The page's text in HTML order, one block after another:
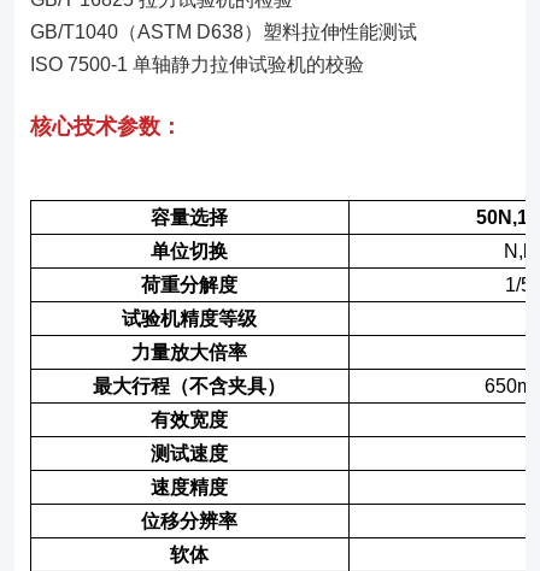
GB/T1040（ASTM D638）塑料拉伸性能测试
ISO 7500-1 单轴静力拉伸试验机的校验
核心技术参数：
容量选择
单位切换
荷重分解度
1/
试验机精度等级
力量放大倍率
最大行程（不含夹具）
有效宽度
测试速度
速度精度
位移分辨率
软体